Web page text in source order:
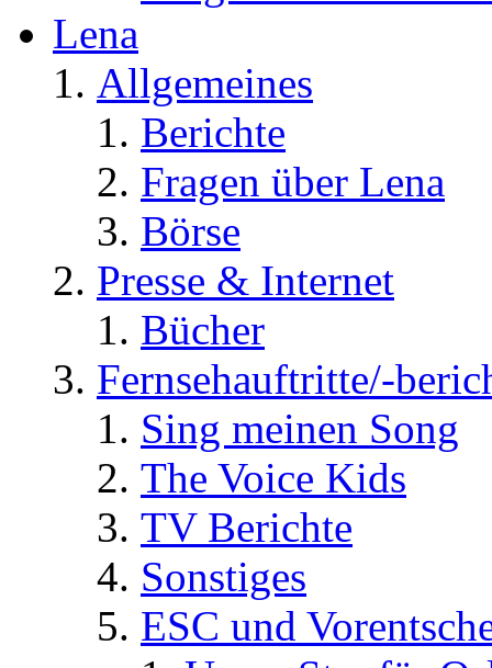
Lena
Allgemeines
Berichte
Fragen über Lena
Börse
Presse & Internet
Bücher
Fernsehauftritte/-
Sing meinen Song
The Voice Kids
TV Berichte
Sonstiges
ESC und